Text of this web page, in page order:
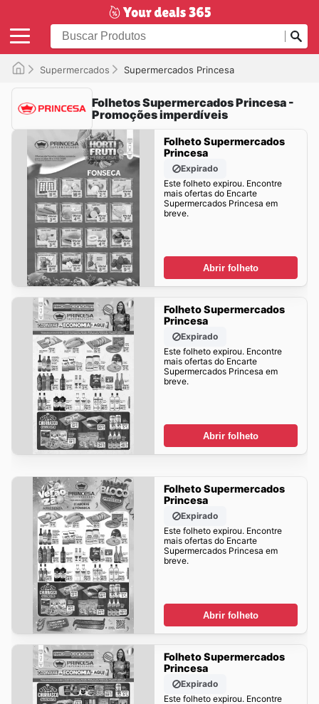
Supermercados Supermercados Princesa
Folhetos Supermercados Princesa -
Promoções imperdíveis
Folheto Supermercados
Princesa
Expirado
Este folheto expirou. Encontre
mais ofertas do Encarte
Supermercados Princesa em
breve.
Abrir folheto
Folheto Supermercados
Princesa
Expirado
Este folheto expirou. Encontre
mais ofertas do Encarte
Supermercados Princesa em
breve.
Abrir folheto
Folheto Supermercados
Princesa
Expirado
Este folheto expirou. Encontre
mais ofertas do Encarte
Supermercados Princesa em
breve.
Abrir folheto
Folheto Supermercados
Princesa
Expirado
Este folheto expirou. Encontre